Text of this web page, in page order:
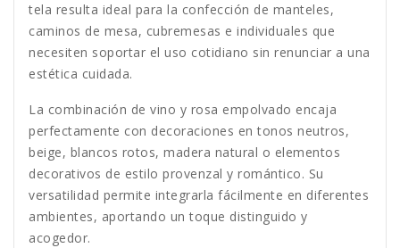
tela resulta ideal para la confección de manteles,
caminos de mesa, cubremesas e individuales que
necesiten soportar el uso cotidiano sin renunciar a una
estética cuidada.
La combinación de vino y rosa empolvado encaja
perfectamente con decoraciones en tonos neutros,
beige, blancos rotos, madera natural o elementos
decorativos de estilo provenzal y romántico. Su
versatilidad permite integrarla fácilmente en diferentes
ambientes, aportando un toque distinguido y
acogedor.